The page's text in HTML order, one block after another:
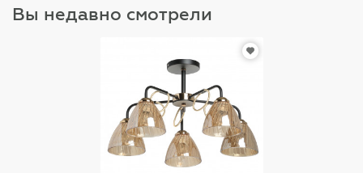
Вы недавно смотрели